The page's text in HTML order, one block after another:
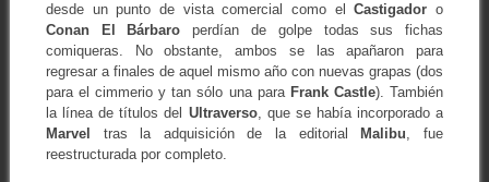
desde un punto de vista comercial como elCastigador o
Conan El Bárbaro perdían de golpe todas sus fichas
comiqueras. No obstante, ambos se las apañaron para
regresar a finales de aquel mismo año con nuevas grapas (dos
para el cimmerio y tan sólo una para Frank Castle). También
la línea de títulos del Ultraverso, que se había incorporado a
Marvel
tras la adquisición de la editorial Malibu, fue
reestructurada por completo.